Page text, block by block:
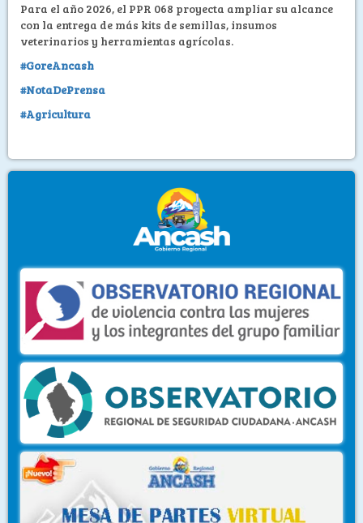
Para el año 2026, el PPR 068 proyecta ampliar su alcance
con la entrega de más kits de semillas, insumos
veterinarios y herramientas agrícolas.
#GoreAncash
#NotaDePrensa
#Agricultura